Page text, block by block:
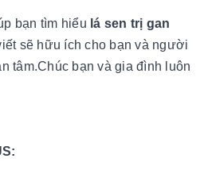
bạn tìm hiểu lá sen trị gan
sẽ hữu ích cho bạn và người
tâm.Chúc bạn và gia đình luôn